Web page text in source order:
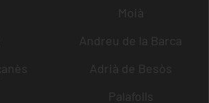
Moià
Andreu de la Barca
Adrià de Besòs
Palafolls